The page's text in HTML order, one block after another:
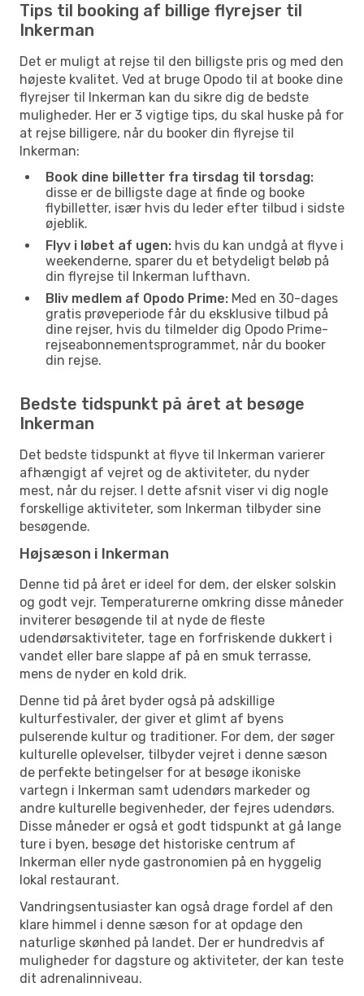
Tips til booking af billige flyrejser til
Inkerman
Det er muligt at rejse til den billigste pris og med den
højeste kvalitet. Ved at bruge Opodo til at booke dine
flyrejser til Inkerman kan du sikre dig de bedste
muligheder. Her er 3 vigtige tips, du skal huske på for
at rejse billigere, når du booker din flyrejse til
Inkerman:
Book dine billetter fra tirsdag til torsdag:
disse er de billigste dage at finde og booke
flybilletter, især hvis du leder efter tilbud i sidste
øjeblik.
Flyv i løbet af ugen: hvis du kan undgå at flyve i
weekenderne, sparer du et betydeligt beløb på
din flyrejse til Inkerman lufthavn.
Bliv medlem af Opodo Prime: Med en 30-dages
gratis prøveperiode får du eksklusive tilbud på
dine rejser, hvis du tilmelder dig Opodo Prime-
rejseabonnementsprogrammet, når du booker
din rejse.
Bedste tidspunkt på året at besøge
Inkerman
Det bedste tidspunkt at flyve til Inkerman varierer
afhængigt af vejret og de aktiviteter, du nyder
mest, når du rejser. I dette afsnit viser vi dig nogle
forskellige aktiviteter, som Inkerman tilbyder sine
besøgende.
Højsæson i Inkerman
Denne tid på året er ideel for dem, der elsker solskin
og godt vejr. Temperaturerne omkring disse måneder
inviterer besøgende til at nyde de fleste
udendørsaktiviteter, tage en forfriskende dukkert i
vandet eller bare slappe af på en smuk terrasse,
mens de nyder en kold drik.
Denne tid på året byder også på adskillige
kulturfestivaler, der giver et glimt af byens
pulserende kultur og traditioner. For dem, der søger
kulturelle oplevelser, tilbyder vejret i denne sæson
de perfekte betingelser for at besøge ikoniske
vartegn i Inkerman samt udendørs markeder og
andre kulturelle begivenheder, der fejres udendørs.
Disse måneder er også et godt tidspunkt at gå lange
ture i byen, besøge det historiske centrum af
Inkerman eller nyde gastronomien på en hyggelig
lokal restaurant.
Vandringsentusiaster kan også drage fordel af den
klare himmel i denne sæson for at opdage den
naturlige skønhed på landet. Der er hundredvis af
muligheder for dagsture og aktiviteter, der kan teste
dit adrenalinniveau.